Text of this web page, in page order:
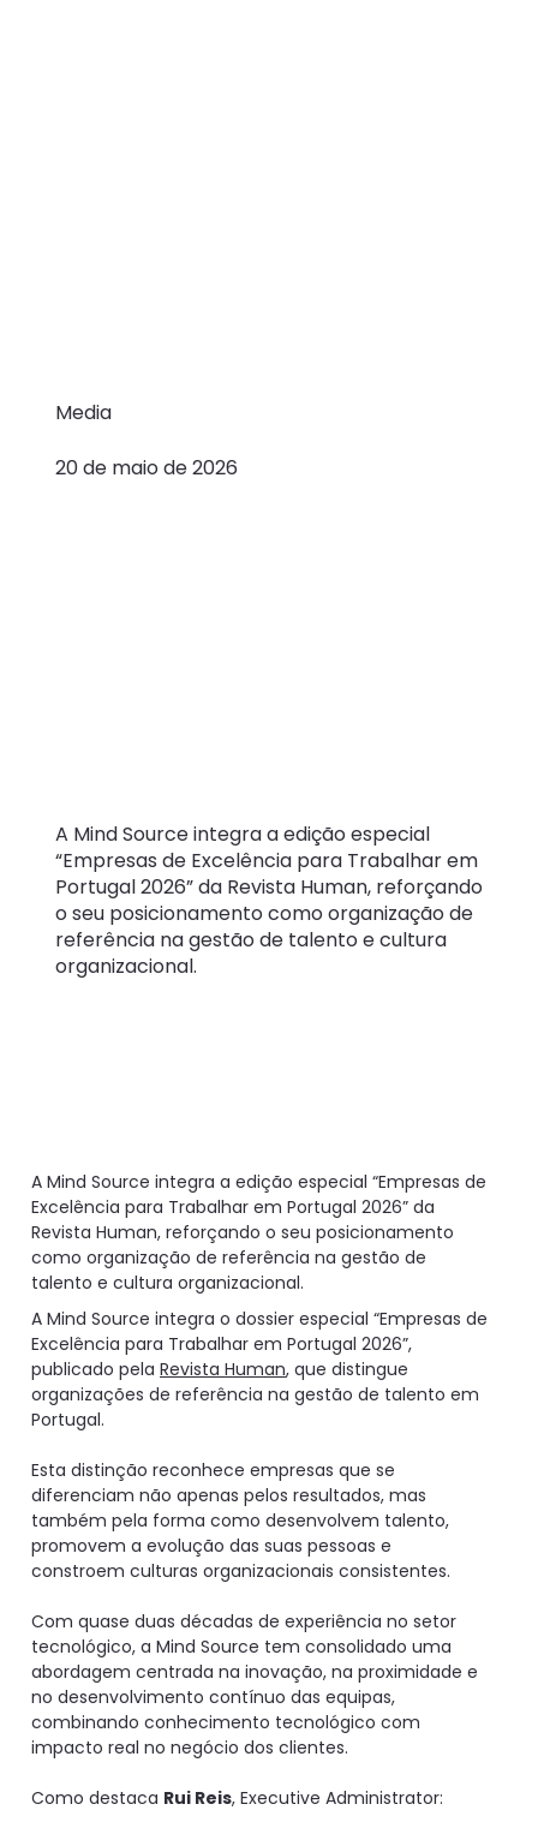
Media
A Mind Source integra a edição especial
“Empresas de Excelência para Trabalhar em
Portugal 2026” da Revista Human, reforçando
o seu posicionamento como organização de
referência na gestão de talento e cultura
organizacional.
20 de maio de 2026
A Mind Source integra a edição especial “Empresas de
Excelência para Trabalhar em Portugal 2026” da
Revista Human, reforçando o seu posicionamento
como organização de referência na gestão de
talento e cultura organizacional.
A Mind Source integra o dossier especial “Empresas de
Excelência para Trabalhar em Portugal 2026”,
publicado pela Revista Human, que distingue
organizações de referência na gestão de talento em
Portugal.
Esta distinção reconhece empresas que se
diferenciam não apenas pelos resultados, mas
também pela forma como desenvolvem talento,
promovem a evolução das suas pessoas e
constroem culturas organizacionais consistentes.
Com quase duas décadas de experiência no setor
tecnológico, a Mind Source tem consolidado uma
abordagem centrada na inovação, na proximidade e
no desenvolvimento contínuo das equipas,
combinando conhecimento tecnológico com
impacto real no negócio dos clientes.
Como destaca Rui Reis, Executive Administrator: